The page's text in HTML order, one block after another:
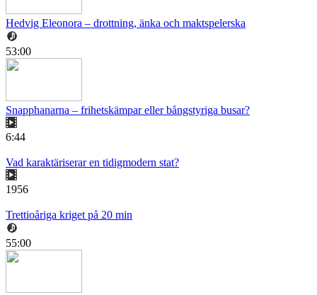
Hedvig Eleonora – drottning, änka och maktspelerska
53:00
Snapphanarna – frihetskämpar eller bångstyriga busar?
6:44
Vad karaktäriserar en tidigmodern stat?
1956
Trettioåriga kriget på 20 min
55:00